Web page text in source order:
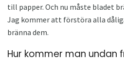
till papper. Och nu måste bladet
Jag kommer att förstöra alla
bränna dem.
Hur kommer man undan